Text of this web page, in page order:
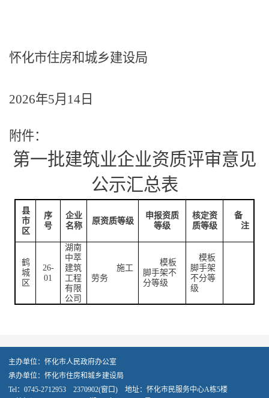
怀化市住房和城乡建设局
2026年5月 14 日
附件：
第一批建筑业企业资质评审意见
公示汇总表
县
市
区
序
号
企业
名称
原资质等级
申报资质
等级
核定资
质等级
备
注
鹤
城
区
26-
01
湖南
中萃
建筑
工程
有限
公司
施工
劳务
模板
脚手架不
分等级
模板
脚手架
不分等
级
主办单位：怀化市人民政府办公室
承办单位：怀化市住房和城乡建设局
Tel：0745-2712953 2370902(窗口) 地址：怀化市民服务中心A栋5楼